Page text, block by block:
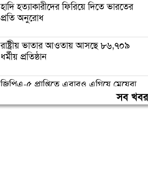
হাদি হত্যাকারীদের ফিরিয়ে দিতে ভারতের
প্রতি অনুরোধ
রাষ্ট্রীয় ভাতার আওতায় আসছে ৮৬,৭০৯
ধর্মীয় প্রতিষ্ঠান
জিপিএ-৫ প্রাপ্তিতে এবারও এগিয়ে মেয়েরা
সব